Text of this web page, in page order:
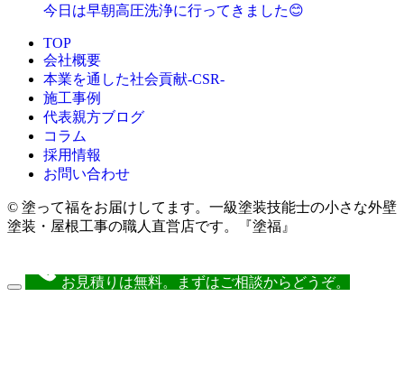
今日は早朝高圧洗浄に行ってきました😊
TOP
会社概要
本業を通した社会貢献-CSR-
施工事例
代表親方ブログ
コラム
採用情報
お問い合わせ
© 塗って福をお届けしてます。一級塗装技能士の小さな外壁
塗装・屋根工事の職人直営店です。『塗福』
お見積りは無料。まずはご相談からどうぞ。